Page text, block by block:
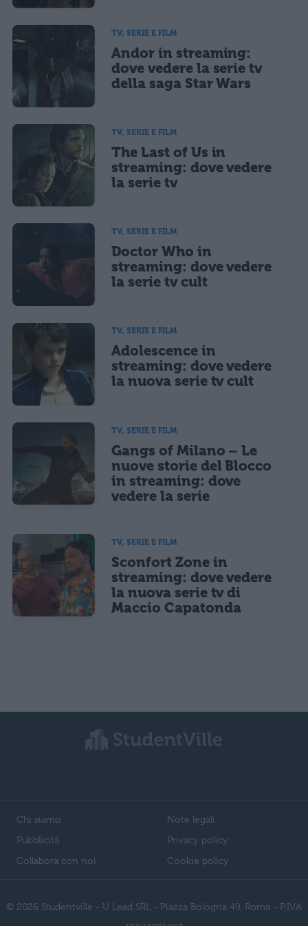
TV, SERIE E FILM
Andor in streaming:
dove vedere la serie tv
della saga Star Wars
TV, SERIE E FILM
The Last of Us in
streaming: dove vedere
la serie tv
TV, SERIE E FILM
Doctor Who in
streaming: dove vedere
la serie tv cult
TV, SERIE E FILM
Adolescence in
streaming: dove vedere
la nuova serie tv cult
TV, SERIE E FILM
Gangs of Milano – Le
nuove storie del Blocco
in streaming: dove
vedere la serie
TV, SERIE E FILM
Sconfort Zone in
streaming: dove vedere
la nuova serie tv di
Maccio Capatonda
Chi siamo
Pubblicità
Collabora con noi
Note legali
Privacy policy
Cookie policy
© 2026 Studentville - U Lead SRL - Piazza Bologna 49, Roma - P.IVA